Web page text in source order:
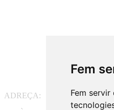
Fem
Fem
ADREÇA:
Pg. Vall d'Hebron,